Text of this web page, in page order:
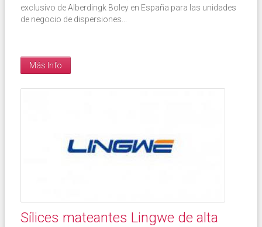
exclusivo de Alberdingk Boley en España para las unidades
de negocio de dispersiones...
Más Info
Sílices mateantes Lingwe de alta